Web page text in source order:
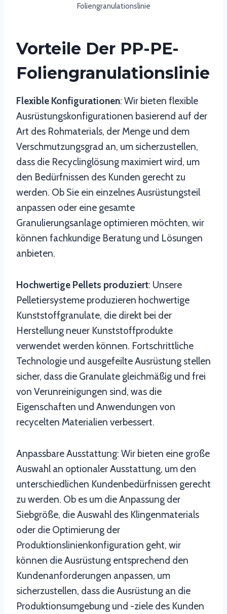
Foliengranulationslinie
Vorteile Der PP-PE-
Foliengranulationslinie
Flexible Konfigurationen: Wir bieten flexible
Ausrüstungskonfigurationen basierend auf der
Art des Rohmaterials, der Menge und dem
Verschmutzungsgrad an, um sicherzustellen,
dass die Recyclinglösung maximiert wird, um
den Bedürfnissen des Kunden gerecht zu
werden. Ob Sie ein einzelnes Ausrüstungsteil
anpassen oder eine gesamte
Granulierungsanlage optimieren möchten, wir
können fachkundige Beratung und Lösungen
anbieten.
Hochwertige Pellets produziert: Unsere
Pelletiersysteme produzieren hochwertige
Kunststoffgranulate, die direkt bei der
Herstellung neuer Kunststoffprodukte
verwendet werden können. Fortschrittliche
Technologie und ausgefeilte Ausrüstung stellen
sicher, dass die Granulate gleichmäßig und frei
von Verunreinigungen sind, was die
Eigenschaften und Anwendungen von
recycelten Materialien verbessert.
Anpassbare Ausstattung: Wir bieten eine große
Auswahl an optionaler Ausstattung, um den
unterschiedlichen Kundenbedürfnissen gerecht
zu werden. Ob es um die Anpassung der
Siebgröße, die Auswahl des Klingenmaterials
oder die Optimierung der
Produktionslinienkonfiguration geht, wir
können die Ausrüstung entsprechend den
Kundenanforderungen anpassen, um
sicherzustellen, dass die Ausrüstung an die
Produktionsumgebung und -ziele des Kunden